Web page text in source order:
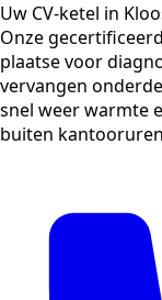
Uw CV-ketel in
Onze
plaatse voor
vervangen
snel weer warmte
buiten